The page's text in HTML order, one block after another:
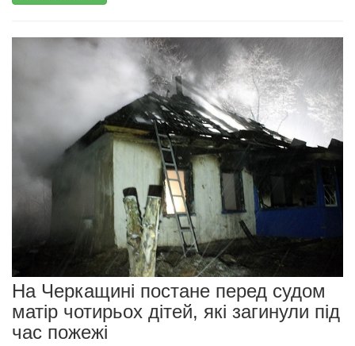
На Черкащині постане перед судом
матір чотирьох дітей, які загинули під
час пожежі